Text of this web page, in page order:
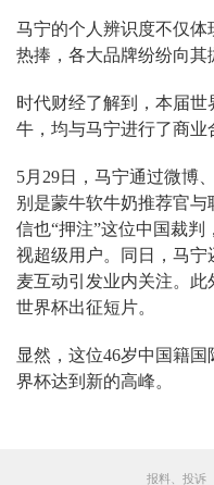
马宁的个人辨识度不仅
热捧，各大品牌纷纷向其
时代财经了解到，本届
牛，均与马宁进行了商业
5月29日，马宁通过微博
别是蒙牛软牛奶推荐官
信也“押注”这位中国裁
视超级用户。同日，马
麦互动引发业内关注。
世界杯出征短片。
显然，这位46岁中国籍
界杯达到新的高峰。
报料、投诉